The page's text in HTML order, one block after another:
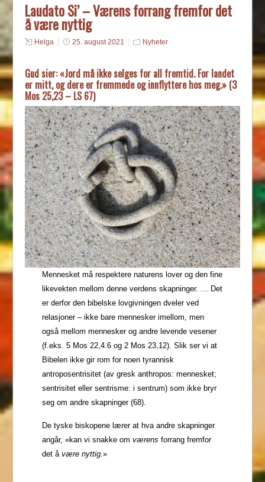
Laudato Si’ – Værens forrang fremfor det
å være nyttig
Helga 25. august 2021 Nyheter
Gud sier: «Jord må ikke selges for all fremtid. For landet
er mitt, og dere er fremmede og innflyttere hos meg.» (3
Mos 25,23 – LS 67)
Mennesket må respektere naturens lover og den fine
likevekten mellom denne verdens skapninger. … Det
er derfor den bibelske lovgivningen dveler ved
relasjoner – ikke bare mennesker imellom, men
også mellom mennesker og andre levende vesener
(f.eks. 5 Mos 22,4.6 og 2 Mos 23,12). Slik ser vi at
Bibelen ikke gir rom for noen tyrannisk
antroposentrisitet (av gresk anthropos: mennesket;
sentrisitet eller sentrisme: i sentrum) som ikke bryr
seg om andre skapninger (68).
De tyske biskopene lærer at hva andre skapninger
angår, «kan vi snakke om værens forrang fremfor
det åvære nyttig .»